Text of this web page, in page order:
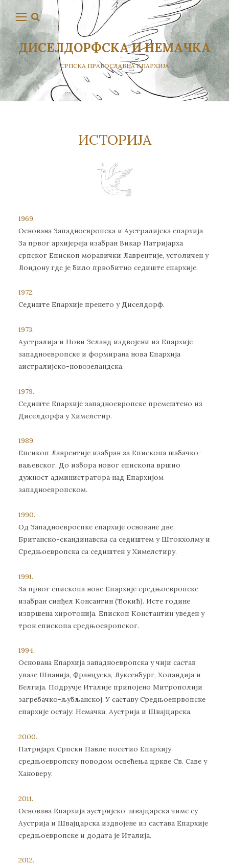
ДИСЕЛДОРФСКА И НЕМАЧКА
СРПСКА ПРАВОСЛАВНА ЕПАРХИЈА
ИСТОРИЈА
1969.
Основана Западноевропска и Аустралијска епархија
За првог архијереја изабран Викар Патријарха
српског Епископ моравички Лаврентије, устоличен у
Лондону где је било првобитно седиште епархије.
1972.
Седиште Епархије пренето у Диселдорф.
1973.
Аустралија и Нови Зеланд издвојени из Епархије
западноевропске и формирана нова Епархија
аистралијско-новозеландска.
1979.
Седиште Епархије западноевропске премештено из
Диселдорфа у Химелстир.
1989.
Епсикоп Лаврентије изабран за Епископа шабачко-
ваљевског. До избора новог епископа вршио
дужност администратора над Епархијом
западноевропском.
1990.
Од Западноевроспке епархије основане две.
Британско-скандинавска са седиштем у Штокхолму и
Средњоевропска са седиштен у Химелстиру.
1991.
За првог епископа нове Епархије средњоевропске
изабран синђел Консантин (Ђокић). Исте године
извршена хиротонија. Епископ Константин уведен у
трон епископа средњоевропског.
1994.
Основана Епархија западноевропска у чији састав
улазе Шпанија, Француска, Луксенбург, Холандија и
Белгија. Подручје Италије припојено Митрополији
загребачко-љубљанској. У саставу Средњоепрвопске
епархије остају: Немачка, Аустрија и Швајцарска.
2000.
Патријарх Српски Павле посетио Епархију
средњоевропску поводом освећења цркве Св. Саве у
Хановеру.
2011.
Основана Епархија аустријско-швајцарска чиме су
Аустрија и Швајцарска издвојене из састава Епархије
средњоевропске и додата је Италија.
2012.